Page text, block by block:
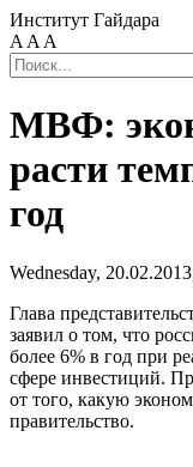
Институт Гайдара
A A A
МВФ:
расти
год
Wednesday,
Глава
заявил о том, что
более 6% в год при
сфере инвестиций.
от того, какую
правительство.